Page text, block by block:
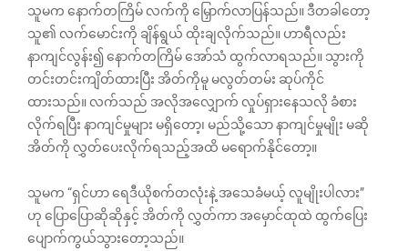
သူမက နောက်တကြိမ် လက်ကို မြှောက်လာပြန်သည်။ ဒီတခါတော့
သူ၏ လက်မောင်းကို ချိန်ရွယ် ထိုးချလိုက်သည်။ ဟာရီလည်း
နာကျင်လွန်း၍ နောက်တကြိမ် အော်သံ ထွက်လာရသည်။ သွားကို
တင်းတင်းကျိတ်ထားပြီး အိတ်ကိုမူ မလွတ်တမ်း ဆုပ်ကိုင်
ထားသည်။ လက်သည် အလိုအလျှောက် လှုပ်ရှားနေသလို ခံစား
လိုက်ရပြီး နာကျင်မှုများ မရှိတော့၊ မည်သို့သော နာကျင်မှုမျိုး မဆို
အိတ်ကို လွှတ်ပေးလိုက်ရသည့်အထိ မရောက်နိုင်တော့။
သူမက “ရှင်ဟာ ရေဒီယိုစက်တလုံးနဲ့ အသေခံမယ့် လူမျိုးပါလား”
ဟု ပြောပြောဆိုဆိုနှင့် အိတ်ကို လွှတ်ကာ အမှောင်ထုထဲ ထွက်ပြေး
ပျောက်ကွယ်သွားတော့သည်။